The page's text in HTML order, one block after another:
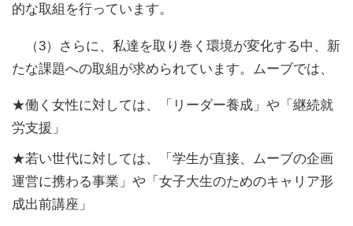
的な取組を行っています。
（3）さらに、私達を取り巻く環境が変化する中、新
たな課題への取組が求められています。ムーブでは、
★働く女性に対しては、「リーダー養成」や「継続就
労支援」
★若い世代に対しては、「学生が直接、ムーブの企画
運営に携わる事業」や「女子大生のためのキャリア形
成出前講座」